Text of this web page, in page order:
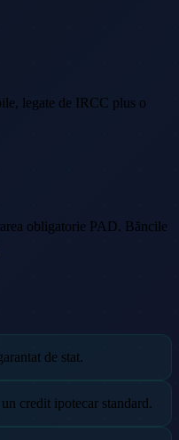
legate de IRCC plus o
obligatorie PAD. Băncile
de stat.
credit ipotecar standard.